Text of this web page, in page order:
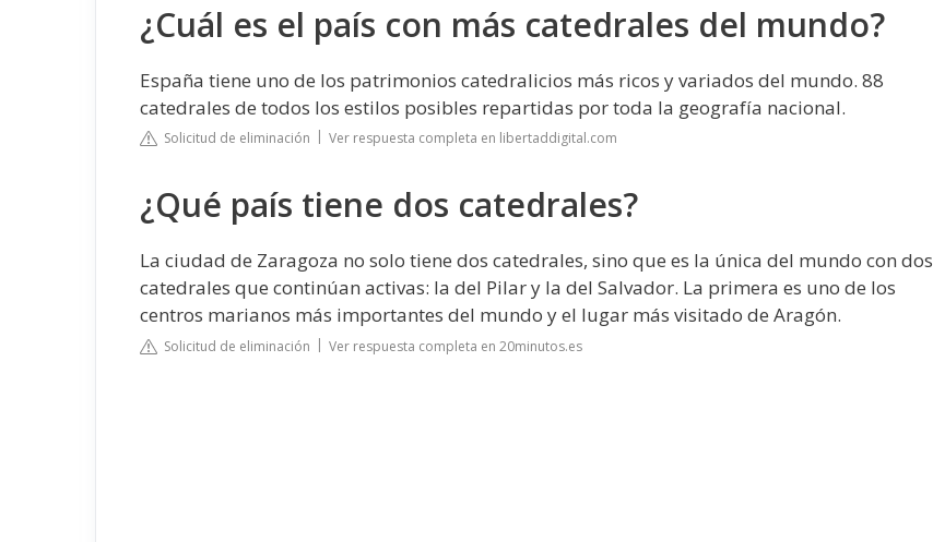
¿Cuál es el país con más catedrales del mundo?
España tiene uno de los patrimonios catedralicios más ricos y variados del mundo. 88
catedrales de todos los estilos posibles repartidas por toda la geografía nacional.
Solicitud de eliminación Ver respuesta completa en libertaddigital.com
¿Qué país tiene dos catedrales?
La ciudad de Zaragoza no solo tiene dos catedrales, sino que es la única del mundo con dos
catedrales que continúan activas: la del Pilar y la del Salvador. La primera es uno de los
centros marianos más importantes del mundo y el lugar más visitado de Aragón.
Solicitud de eliminación Ver respuesta completa en 20minutos.es